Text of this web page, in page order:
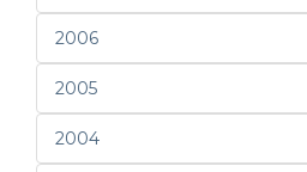
2006
2005
2004